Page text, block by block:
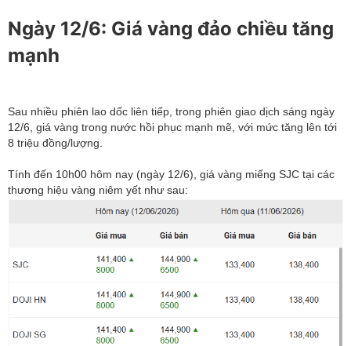
Ngày 12/6: Giá vàng đảo chiều tăng
mạnh
Sau nhiều phiên lao dốc liên tiếp, trong phiên giao dịch sáng ngày
12/6, giá vàng trong nước hồi phục mạnh mẽ, với mức tăng lên tới
8 triệu đồng/lượng.
Tính đến 10h00 hôm nay (ngày 12/6), giá vàng miếng SJC tại các
thương hiệu vàng niêm yết như sau: